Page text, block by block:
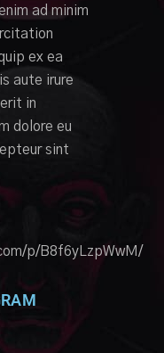
ad minim
ex ea
aute irure
in
dolore eu
sint
p/B8f6yLzpWwM/